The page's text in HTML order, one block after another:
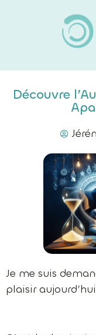
Découvre
Je me suis
plaisir